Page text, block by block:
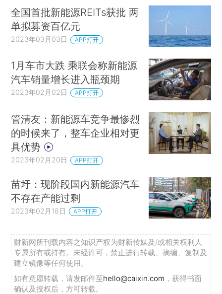
全国首批新能源REITs获批 两
单拟募资百亿元
2023年03月03日 APP打开
1月车市大跌 乘联会称新能源
汽车销量增长进入瓶颈期
2023年02月02日 APP打开
管清友：新能源车竞争最惨烈
的时候来了，整车企业相对更
具优势
2023年02月20日 APP打开
苗圩：现阶段国内新能源汽车
不存在产能过剩
2023年02月18日 APP打开
财新网所刊载内容之知识产权为财新传媒及/或相关权利人
专属所有或持有。未经许可，禁止进行转载、摘编、复制及
建立镜像等任何使用。
如有意愿转载，请发邮件至hello@caixin.com ，获得书面
确认及授权后，方可转载。